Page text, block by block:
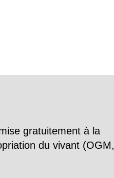
gratuitement à la
du vivant (OGM,